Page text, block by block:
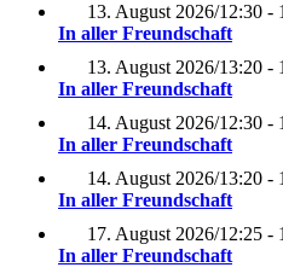
13. August 2026/12:30 -
In aller Freundschaft
13. August 2026/13:20 -
In aller Freundschaft
14. August 2026/12:30 -
In aller Freundschaft
14. August 2026/13:20 -
In aller Freundschaft
17. August 2026/12:25 -
In aller Freundschaft